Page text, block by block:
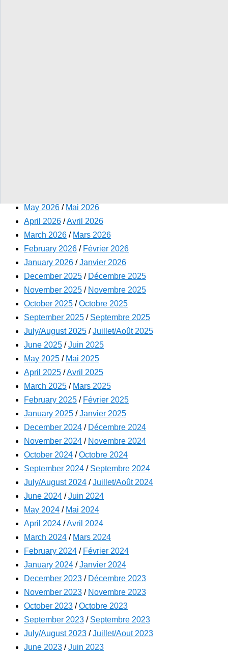
May 2026 / Mai 2026
April 2026 /Avril 2026
March 2026 / Mars 2026
February 2026 / Février 2026
January 2026 /Janvier 2026
December 2025 / Décembre 2025
November 2025 / Novembre 2025
October 2025 /Octobre 2025
September 2025 / Septembre 2025
July/August 2025 /Juillet/Août 2025
June 2025 /Juin 2025
May 2025 / Mai 2025
April 2025 /Avril 2025
March 2025 / Mars 2025
February 2025 / Février 2025
January 2025 /Janvier 2025
December 2024 / Décembre 2024
November 2024 / Novembre 2024
October 2024 /Octobre 2024
September 2024 / Septembre 2024
July/August 2024 /Juillet/Août 2024
June 2024 /Juin 2024
May 2024 / Mai 2024
April 2024 /Avril 2024
March 2024 / Mars 2024
February 2024 / Février 2024
January 2024 /Janvier 2024
December 2023 / Décembre 2023
November 2023 / Novembre 2023
October 2023 /Octobre 2023
September 2023 / Septembre 2023
July/August 2023 /Juillet/Aout 2023
June 2023 /Juin 2023